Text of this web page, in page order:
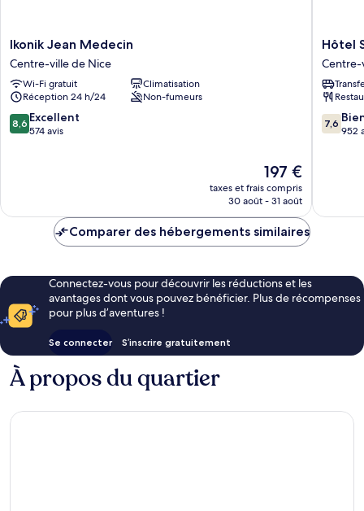
Ikonik
Jean
Medecin
Centre-
ville
de
Nice
Ikonik Jean Medecin
Centre-ville de Nice
Wi-Fi gratuit
Climatisation
Réception 24 h/24
Non-fumeurs
8.6
sur
8,6 Excellent
574 avis
Le
nouveau
prix
de
197 €
taxes et frais compris
30 août - 31 août
Hôtel
Saint
Centre-
ville
de
Nice
Hôtel
Centre-
7.6
sur
7,6
952
Comparer des hébergements similaires
Connectez-vous pour découvrir les réductions et les
avantages dont vous pouvez bénéficier. Plus de récompenses
pour plus d’aventures !
Se connecter S’inscrire gratuitement
À propos du quartier